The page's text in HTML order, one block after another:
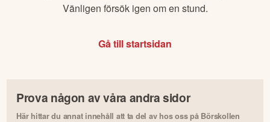
Vänligen försök igen om en stund.
Gå till startsidan
Prova någon av våra andra sidor
Här hittar du annat innehåll att ta del av hos oss på Börskollen